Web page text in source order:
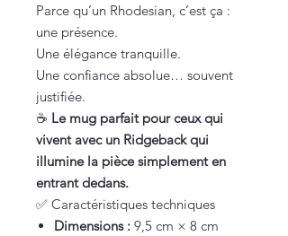
Parce qu’un Rhodesian, c’est ça :
une présence.
Une élégance tranquille.
Une confiance absolue… souvent
justifiée.
☕ Le mug parfait pour ceux qui
vivent avec un Ridgeback qui
illumine la pièce simplement en
entrant dedans.
✅ Caractéristiques techniques
Dimensions : 9,5 cm × 8 cm